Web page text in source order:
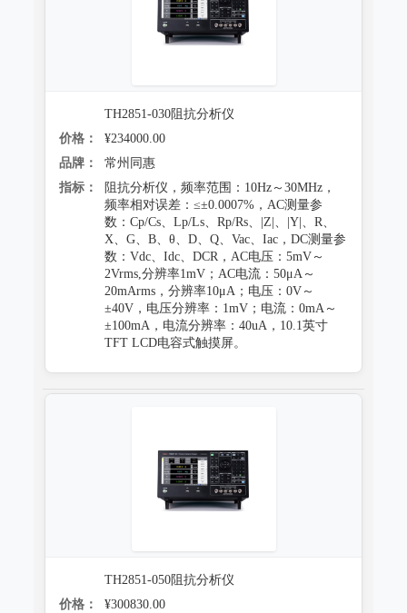
TH2851-030阻抗分析仪
价格：
¥234000.00
品牌：
常州同惠
指标：
阻抗分析仪，频率范围：10Hz～30MHz，
频率相对误差：≤±0.0007%，AC测量参
数：Cp/Cs、Lp/Ls、Rp/Rs、|Z|、|Y|、R、
X、G、B、θ、D、Q、Vac、Iac，DC测量参
数：Vdc、Idc、DCR，AC电压：5mV～
2Vrms,分辨率1mV；AC电流：50μA～
20mArms，分辨率10μA；电压：0V～
±40V，电压分辨率：1mV；电流：0mA～
±100mA，电流分辨率：40uA，10.1英寸
TFT LCD电容式触摸屏。
TH2851-050阻抗分析仪
价格：
¥300830.00